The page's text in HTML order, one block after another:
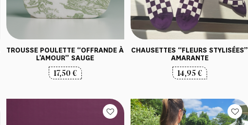
TROUSSE POULETTE “OFFRANDE À
L’AMOUR” SAUGE
17,50€
CHAUSETTES “FLEURS STYLISÉES”
AMARANTE
14,95 €